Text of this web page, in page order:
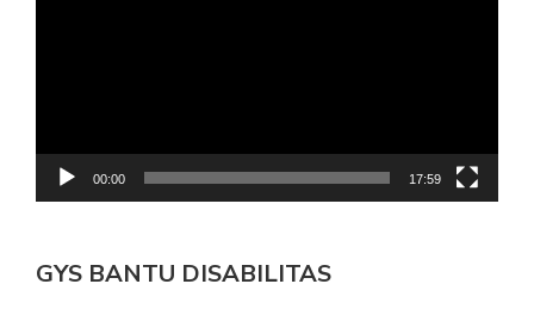
00:00 17:59
GYS BANTU DISABILITAS